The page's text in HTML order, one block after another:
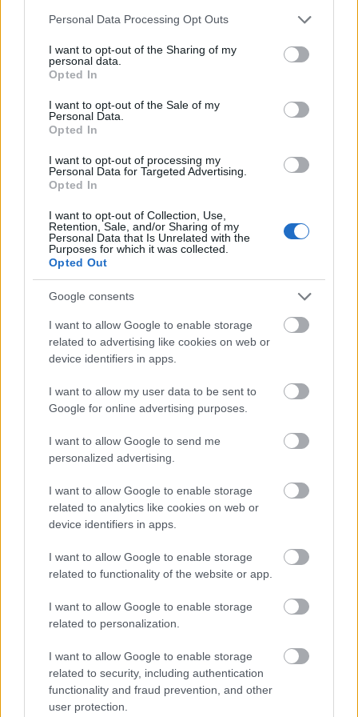
Please note that this website/app uses one or more Google
not limited to your visit or usage behaviour. You may click to
grant or deny consent to Google and its third-party tags to
use your data for below specified purposes in below Google
consent section.
Personal Data Processing Opt Outs
I want to opt-out of the Sharing of my
personal data.
Opted In
I want to opt-out of the Sale of my
Personal Data.
Opted In
I want to opt-out of processing my
Personal Data for Targeted Advertising.
Opted In
I want to opt-out of Collection, Use,
Retention, Sale, and/or Sharing of my
Personal Data that Is Unrelated with the
Purposes for which it was collected.
Opted Out
Google consents
I want to allow Google to enable storage
related to advertising like cookies on web or
device identifiers in apps.
I want to allow my user data to be sent to
Google for online advertising purposes.
I want to allow Google to send me
personalized advertising.
I want to allow Google to enable storage
related to analytics like cookies on web or
device identifiers in apps.
I want to allow Google to enable storage
related to functionality of the website or app.
I want to allow Google to enable storage
related to personalization.
I want to allow Google to enable storage
related to security, including authentication
functionality and fraud prevention, and other
user protection.
hősies emlékű Isonzó, vagy a tragikus emlékeket
idéző Don mellett különleges szerepet tölt be az
olasz Piave. A 95 éve ott zajlott események hatására
a folyó neve a magyar katonai hősies helytállás
mellett a…
Gáztámadás a Doberdó-fennsíkon
StencingerNorbert•2013. január 09.
1916. június 29-én a Doberdó-fennsíkon
gáztámadást hajtott végre a Monarchia. A vegyi
csapást követő előretörés az itt küzdő magyar
alakulatokra várt. Miért került rá sor, hogyan zajlott,
s milyen eredménnyel zárult a gáztámadás,
amelynek az áldozatairól napjainkban is…
A Szent Borbála kápolna a
Brestovecen
GianfrancoSimonit •2012. február 08.
italiano San Martino del Carsó-i olasz barátaink a
segítségünknek is köszönhetően januárban fontos
felfedezésre jutottak a Doberdó-fennsíkon: